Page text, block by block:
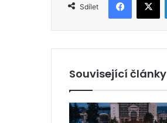
Sdílet
Související články